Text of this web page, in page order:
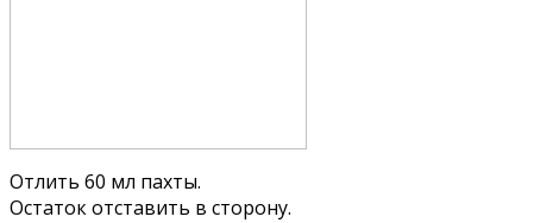
Отлить 60 мл пахты.
Остаток отставить в сторону.